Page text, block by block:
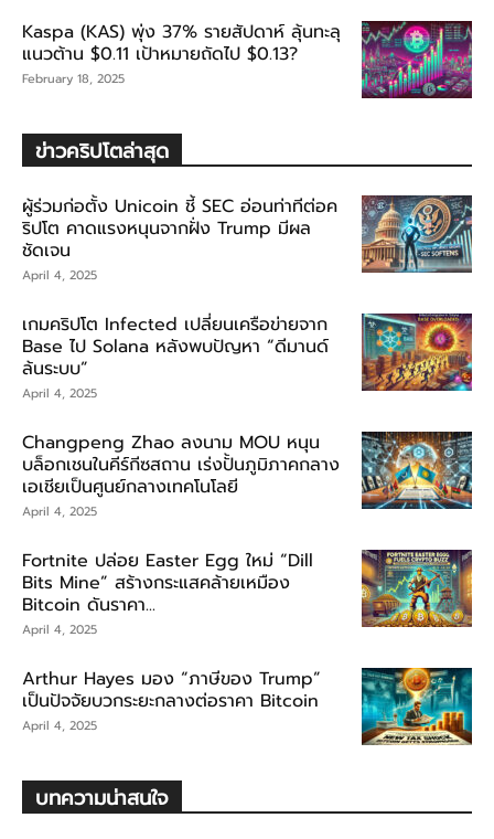
Kaspa (KAS) พุ่ง 37% รายสัปดาห์ ลุ้นทะลุ
แนวต้าน $0.11 เป้าหมายถัดไป $0.13?
February 18, 2025
ข่าวคริปโตล่าสุด
ผู้ร่วมก่อตั้ง Unicoin ชี้ SEC อ่อนท่าทีต่อค
ริปโต คาดแรงหนุนจากฝั่ง Trump มีผล
ชัดเจน
April 4, 2025
เกมคริปโต Infected เปลี่ยนเครือข่ายจาก
Base ไป Solana หลังพบปัญหา “ดีมานด์
ล้นระบบ”
April 4, 2025
Changpeng Zhao ลงนาม MOU หนุน
บล็อกเชนในคีร์กีซสถาน เร่งปั้นภูมิภาคกลาง
เอเชียเป็นศูนย์กลางเทคโนโลยี
April 4, 2025
Fortnite ปล่อย Easter Egg ใหม่ “Dill
Bits Mine” สร้างกระแสคล้ายเหมือง
Bitcoin ดันราคา...
April 4, 2025
Arthur Hayes มอง “ภาษีของ Trump”
เป็นปัจจัยบวกระยะกลางต่อราคา Bitcoin
April 4, 2025
บทความน่าสนใจ